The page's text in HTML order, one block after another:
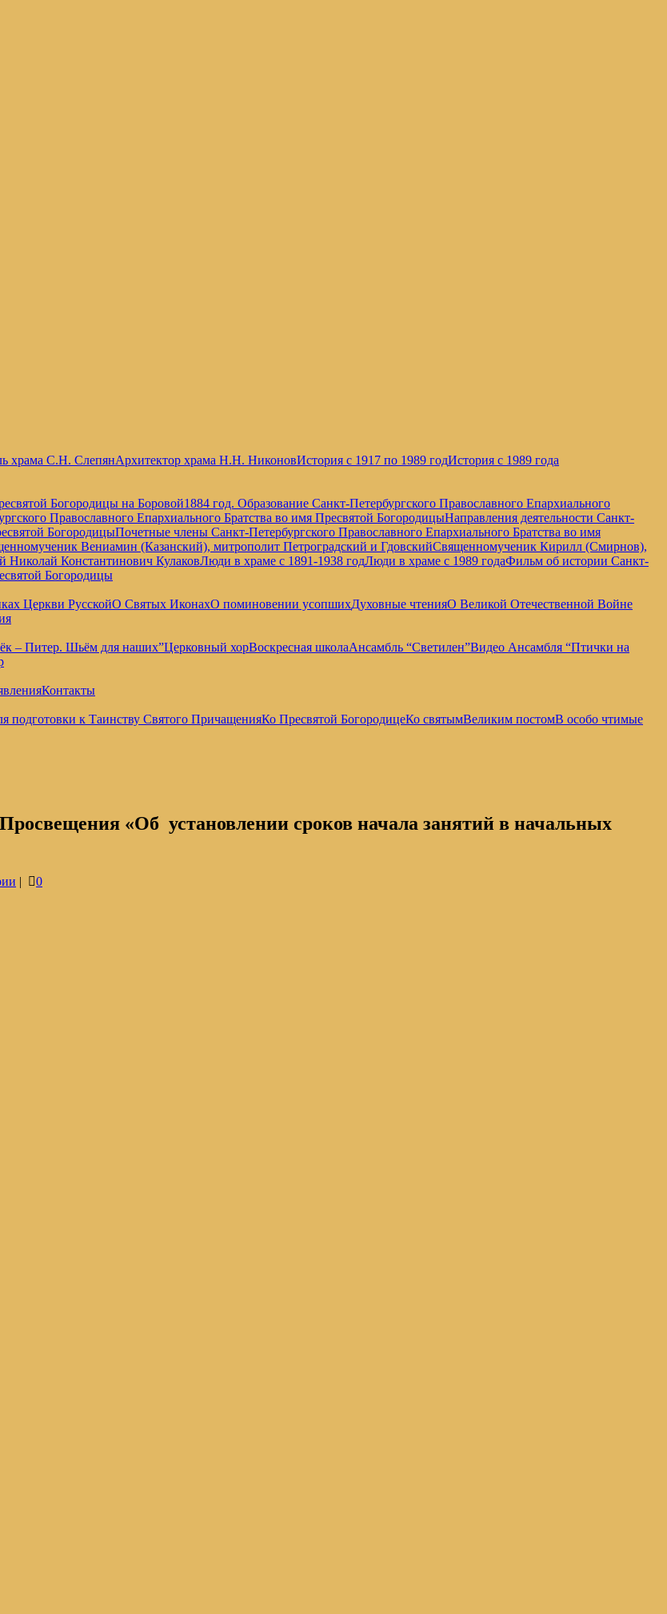
храма С.Н. СлепянАрхитектор храма Н.Н. НиконовИстория с 1917 по 1989 годИстория с 1989 года
Богородицы на Боровой1884 год. Образование Санкт-Петербургского Православного Епархиального
Православного Епархиального Братства во имя Пресвятой БогородицыНаправления деятельности Санкт-
БогородицыПочетные члены Санкт-Петербургского Православного Епархиального Братства во имя
Вениамин (Казанский), митрополит Петроградский и ГдовскийСвященномученик Кирилл (Смирнов),
Николай Константинович КулаковЛюди в храме с 1891-1938 годЛюди в храме с 1989 годаФильм об истории Санкт-
Богородицы
Церкви РусскойО Святых ИконахО поминовении усопшихДуховные чтенияО Великой Отечественной Войне
– Питер. Шьём для наших”Церковный хорВоскресная школаАнсамбль “Светилен”Видео Ансамбля “Птички на
Контакты
подготовки к Таинству Святого ПричащенияКо Пресвятой БогородицеКо святымВеликим постомВ особо чтимые
«Об установлении сроков начала занятий в начальных
|
0